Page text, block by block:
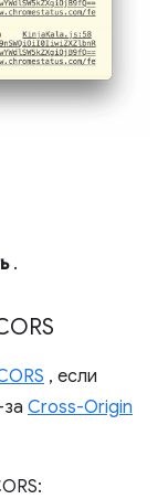
.
, если
Cross-Origin